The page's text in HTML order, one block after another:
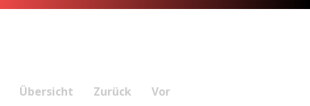
Übersicht Zurück Vor